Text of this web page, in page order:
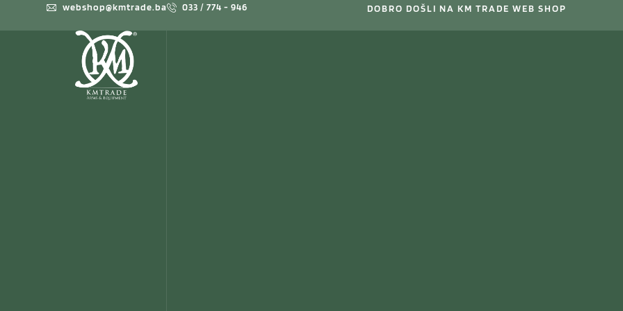
webshop@kmtrade.ba 033 / 774 - 946 DOBRO DOŠLI NA KM TRADE WEB SHOP